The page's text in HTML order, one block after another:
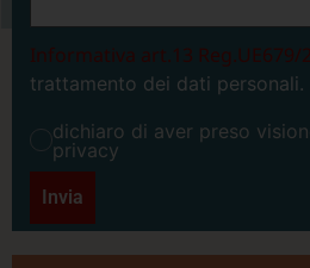
Informativa art.13 Reg.UE679/
trattamento dei dati personali.
dichiaro di aver preso
privacy
Invia